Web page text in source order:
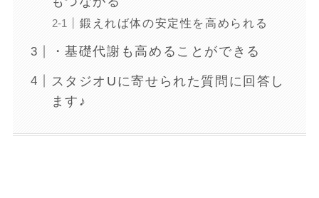
鍛えれば体の安定性を高められる
・基礎代謝も高めることができる
スタジオUに寄せられた質問に回答し
ます♪